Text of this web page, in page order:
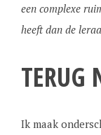
een complexe
heeft dan de
TERUG
Ik maak